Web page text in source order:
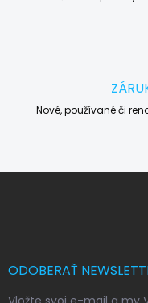
Nové, používané či
ODOBERAŤ